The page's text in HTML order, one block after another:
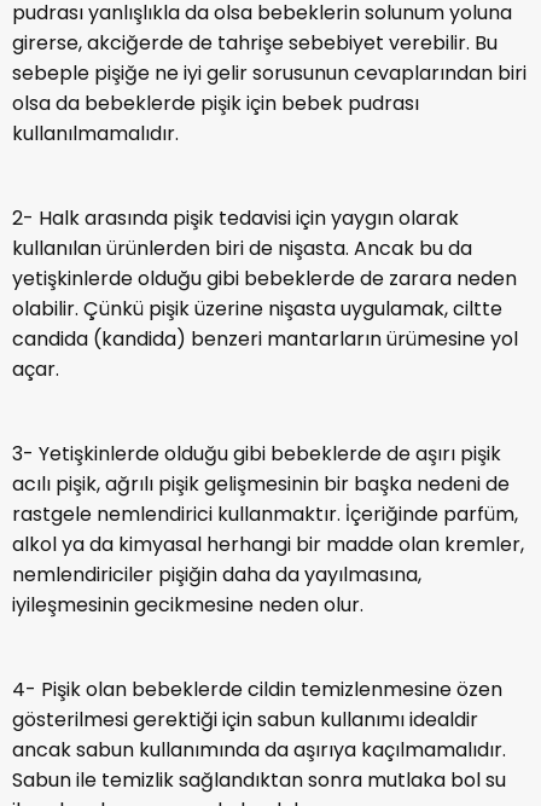
olabilir. Çünkü pişik üzerine nişasta uygulamak, ciltte
candida (kandida) benzeri mantarların ürümesine yol
açar.
rastgele nemlendirici kullanmaktır. İçeriğinde parfüm,
alkol ya da kimyasal herhangi bir madde olan kremler,
nemlendiriciler pişiğin daha da yayılmasına,
iyileşmesinin gecikmesine neden olur.
ancak sabun kullanımında da aşırıya kaçılmamalıdır.
Sabun ile temizlik sağlandıktan sonra mutlaka bol su
ile sabun hemen arındırılmalıdır.
5- Bebeklerde pişik en hızlı nasıl geçer diyorsanız
yerine rahat, vücuda yapışmayan ve cildin hava
almasını sağlayan kıyafetler tercih edin.